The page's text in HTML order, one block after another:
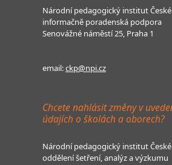
Národní pedagogický institut
informačně poradenská podpora
Senovážné náměstí 25, Praha 1
email:ckp@npi.cz
Chcete nahlásit změny v
údajích o školách a oborech?
Národní pedagogický institut
oddělení šetření, analýz a výzkumu